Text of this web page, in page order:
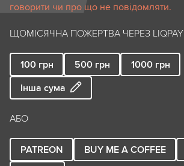
говорити чи про що не повідомляти.
ЩОМІСЯЧНА ПОЖЕРТВА ЧЕРЕЗ LIQPAY
100 грн 500 грн 1000 грн
Інша сума
АБО
PATREON BUY ME A COFFEE